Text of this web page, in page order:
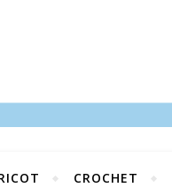
CROCHET